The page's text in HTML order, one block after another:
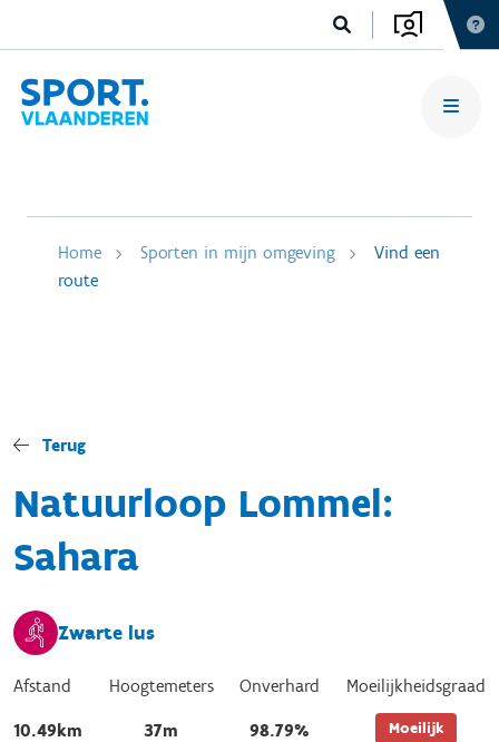
Home Sporten in mijn omgeving
Vind een
route
Terug
Natuurloop Lommel:
Sahara
Zwarte lus
Afstand
10.49km
Hoogtemeters
37m
Onverhard
98.79%
Moeilijkheidsgraad
Moeilijk